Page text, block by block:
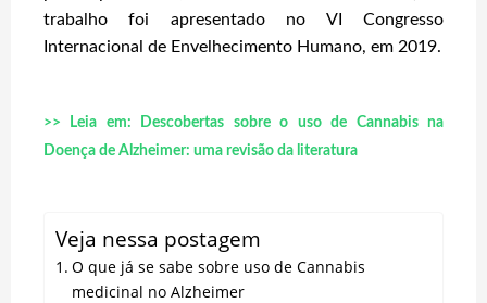
trabalho foi apresentado no VI Congresso
Internacional de Envelhecimento Humano, em 2019.
>> Leia em: Descobertas sobre o uso de Cannabis na
Doença de Alzheimer: uma revisão da literatura
Veja nessa postagem
O que já se sabe sobre uso de Cannabis
medicinal no Alzheimer